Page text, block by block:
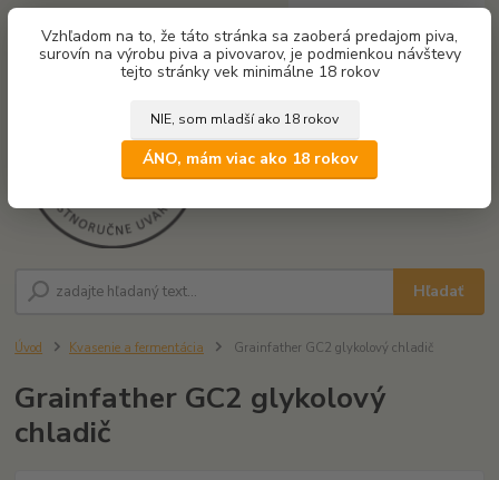
Vzhľadom na to, že táto stránka sa zaoberá predajom piva,
surovín na výrobu piva a pivovarov, je podmienkou návštevy
tejto stránky vek minimálne 18 rokov
NIE, som mladší ako 18 rokov
ÁNO, mám viac ako 18 rokov
Hľadať
za0,00 €
Úvod Kvasenie a fermentácia Grainfather GC2 glykolový chladič
Grainfather GC2 glykolový
chladič